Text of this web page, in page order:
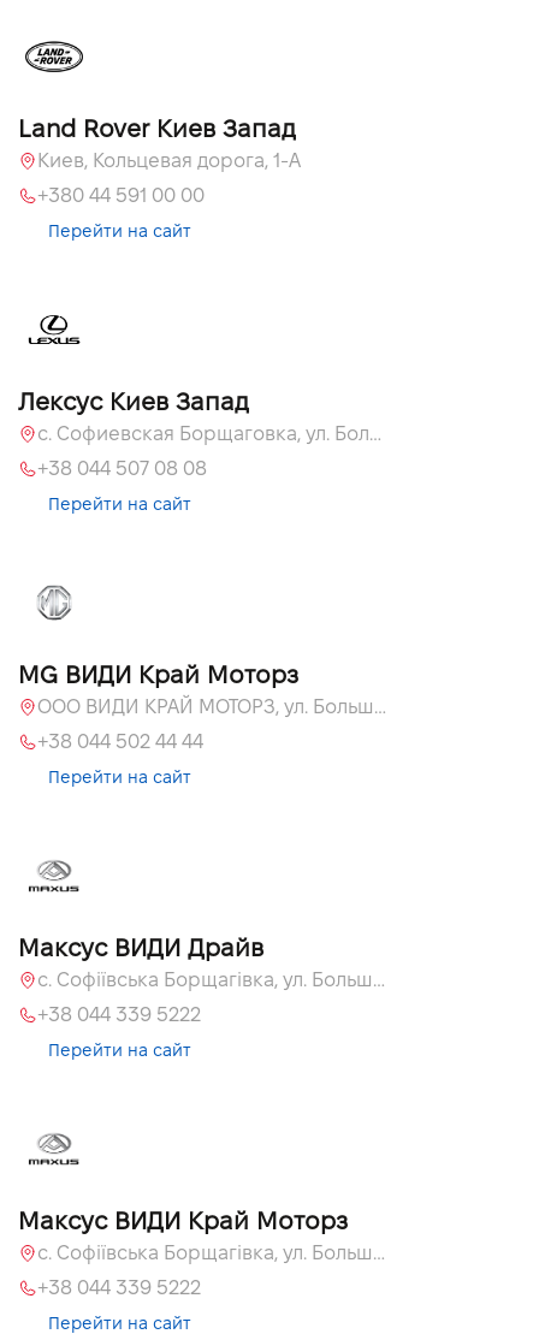
Land Rover Киев Запад
Киев, Кольцевая дорога, 1-А
+380 44 591 00 00
Перейти на сайт
Лексус Киев Запад
с. Софиевская Борщаговка, ул. Большая Кольцевая, 58
+38 044 507 08 08
Перейти на сайт
MG ВИДИ Край Моторз
ООО ВИДИ КРАЙ МОТОРЗ, ул. Большая Кольцевая, 60а
+38 044 502 44 44
Перейти на сайт
Максус ВИДИ Драйв
с. Софіївська Борщагівка, ул. Большая Кольцевая, 60а
+38 044 339 5222
Перейти на сайт
Максус ВИДИ Край Моторз
с. Софіївська Борщагівка, ул. Большая Кольцевая, 60а
+38 044 339 5222
Перейти на сайт